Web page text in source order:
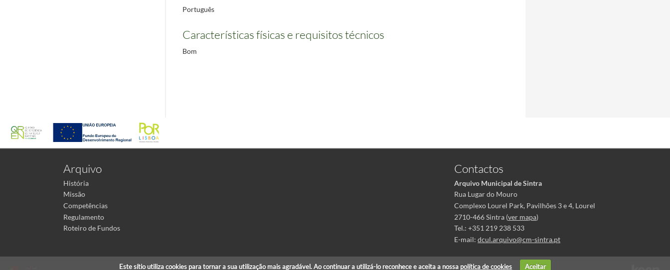
Português
Características físicas e requisitos técnicos
Bom
Arquivo
História
Missão
Competências
Regulamento
Roteiro de Fundos
Contactos
Arquivo Municipal de Sintra
Rua Lugar do Mouro
Complexo Lourel Park, Pavilhões 3 e 4, Lourel
2710-466 Sintra (ver mapa)
Tel.: +351 219 238 533
E-mail: dcul.arquivo@cm-sintra.pt
Este sítio utiliza cookies para tornar a sua utilização mais agradável. Ao continuar a utilizá-lo reconhece e aceita a nossa política de cookies Aceitar